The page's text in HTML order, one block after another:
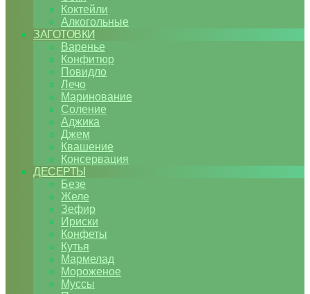
Коктейли
Алкогольные
ЗАГОТОВКИ
Варенье
Конфитюр
Повидло
Лечо
Маринование
Соление
Аджика
Джем
Квашение
Консервация
ДЕСЕРТЫ
Безе
Желе
Зефир
Ириски
Конфеты
Кутья
Мармелад
Мороженое
Муссы